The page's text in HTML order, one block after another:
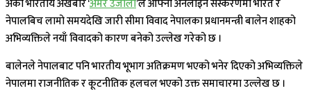
अर्को भारतीय अखबार ‘अमर उजाला’ले आफ्नो अनलाइन संस्करणमा भारत र
नेपालबिच लामो समयदेखि जारी सीमा विवाद नेपालका प्रधानमन्त्री बालेन शाहको
अभिव्यक्तिले नयाँ विवादको कारण बनेको उल्लेख गरेको छ ।
बालेनले नेपालबाट पनि भारतीय भूभाग अतिक्रमण भएको भनेर दिएको अभिव्यक्तिले
नेपालमा राजनीतिक र कूटनीतिक हलचल भएको उक्त समाचारमा उल्लेख छ ।